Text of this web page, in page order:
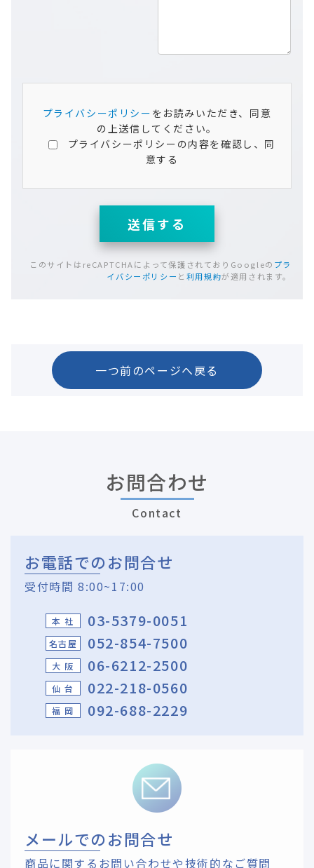
プライバシーポリシー をお読みいただき、同意
の上送信してください。
プライバシーポリシーの内容を確認し、同
意する
このサイトはreCAPTCHAによって保護されておりGoogleの プラ
イバシーポリシー と 利用規約が適用されます。
一つ前のページへ戻る
お問合わせ
Contact
お電話でのお問合せ
受付時間 8:00~17:00
本 社 03-5379-0051
名古屋 052-854-7500
大 阪 06-6212-2500
仙 台 022-218-0560
福 岡 092-688-2229
メールでのお問合せ
商品に関するお問い合わせや技術的なご質問